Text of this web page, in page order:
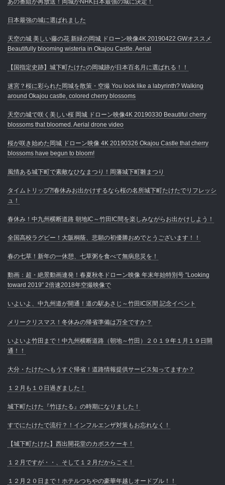
日本最強の城に選ばれました
天空の城 美しい藤の花 新緑の岡城 ドローン映像4K 20190422 GWオススメ
Beautifully blooming wisteria in Okajou Castle. Aerial
【国指定史跡】城下町たけたの岡城跡が日本百名月に選ばれる！！
迷宮？桜に彩られた岡城を散策・空撮 You look like a labyrinth? Walking
around Okajou castle, colored cherry blossoms
天空の城で咲く美しい桜 岡城 ドローン映像4K 20190330 Beautiful cherry
blossoms that bloomed. Aerial drone video
桜が咲き始めた岡城 ドローン映像 4K 20190326 Okajou Castle that cherry
blossoms have begun to bloom!
風情ある城下町で素敵なひなまつり！岡藩城下町雛まつり
タイムトリップ⁈春休みお出かけするなら桜の名所城下町たけたでリフレッシ
ュ！
春休み！中九州横断道路 朝地IC～竹田IC間を楽しみながらお出かけしよう！
全国高校ラグビー！大阪桐蔭、悲願の初優勝おめでとうございます！！
春の七草！新年の一休憩、七草粥を食べて無病息災を！
動画：超・絶景動画連発！春夏秋冬ドローン映像 年末年始特別号 “Looking
toward 2019” 2倍速2018年空撮映像で
いよいよ、中九州道が開通！道の駅あさじ～竹田IC区間 記念イベント
メリークリスマス！冬休みの帰省準備は万全ですか？
いよいよ竹田まで！中九州横断道路（朝地～竹田）２０１９年１月１９日開
通！！
大分・たけたへもうすぐ帰省！道路情報提供サービス知ってますか？
１２月も１０日過ぎました！
城下町たけた『竹ほたる』の時期になりました！
すでにたけたで流行？！インフルエンザ対策もお忘れなく！
【城下町たけた】西出開花堂のカボスケーキ！
１２月ですが・・、そして１２月だからこそ！
１２月２０日まで！ホテルつちやの豪華年越しオードブル！！